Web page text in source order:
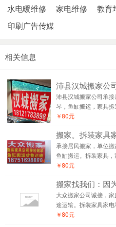
水电暖维修
家电维修 教育
印刷广告传媒
相关信息
沛县汉城搬家公
沛县汉城搬家公司承
琴，鱼缸搬运，家具拆
￥80元
搬家。拆装家具
承接居民搬家，单位
鱼缸搬运。拆装家具，
￥80元
搬家找我们：因
大众搬家公司诚接，
途运输。拆装家具家电
￥80元